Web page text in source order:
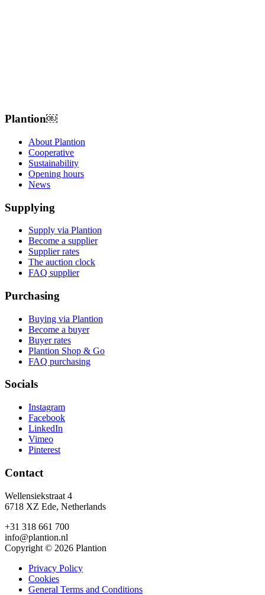
Plantion𝅷𝅷𝅹￼ﾠ
About Plantion
Cooperative
Sustainability
Opening hours
News
Supplying
Supply via Plantion
Become a supplier
Supplier rates
The auction clock
FAQ supplier
Purchasing
Buying via Plantion
Become a buyer
Buyer rates
Plantion Shop & Go
FAQ purchasing
Socials
Instagram
Facebook
LinkedIn
Vimeo
Pinterest
Contact
Wellensiekstraat 4
6718 XZ Ede, Netherlands
+31 318 661 700
info@plantion.nl
Copyright © 2026 Plantion
Privacy Policy
Cookies
General Terms and Conditions